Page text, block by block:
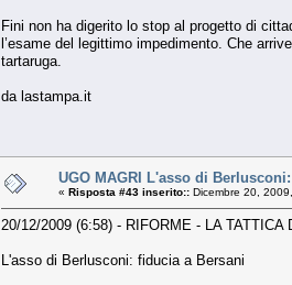
Fini non ha digerito lo stop al progetto di
l’esame del legittimo impedimento. Che
tartaruga.
da lastampa.it
UGO MAGRI L'asso di
« Risposta #43 inserito:: Dicembre 20,
20/12/2009 (6:58) - RIFORME - LA TATTICA
L'asso di Berlusconi: fiducia a Bersani